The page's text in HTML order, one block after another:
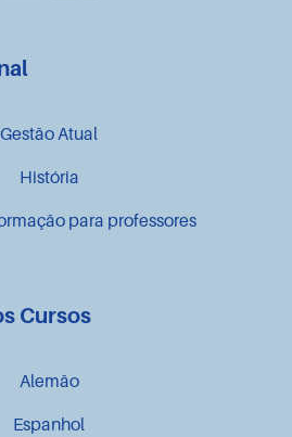
Gestão Atual
História
para professores
Cursos
Alemão
Espanhol